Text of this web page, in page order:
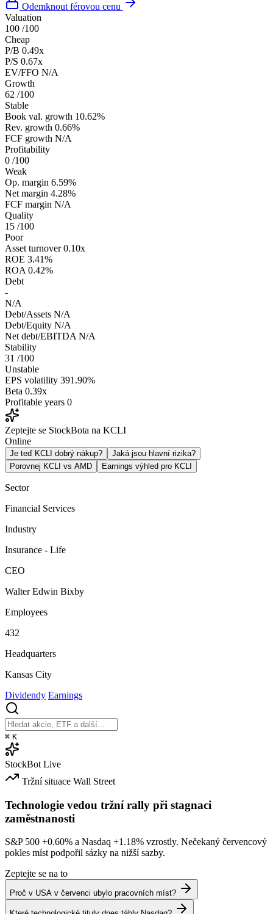
Odemknout férovou cenu
Valuation
100 /100
Cheap
P/B 0.49x
P/S 0.67x
EV/FFO N/A
Growth
62 /100
Stable
Book val. growth 10.62%
Rev. growth 0.66%
FCF growth N/A
Profitability
0 /100
Weak
Op. margin 6.59%
Net margin 4.28%
FCF margin N/A
Quality
15 /100
Poor
Asset turnover 0.10x
ROE 3.41%
ROA 0.42%
Debt
-
N/A
Debt/Assets N/A
Debt/Equity N/A
Net debt/EBITDA N/A
Stability
31 /100
Unstable
EPS volatility 391.90%
Beta 0.39x
Profitable years 0
Zeptejte se StockBota na KCLI
Online
Je teď KCLI dobrý nákup?
Jaká jsou hlavní rizika?
Porovnej KCLI vs AMD
Earnings výhled pro KCLI
Sector
Financial Services
Industry
Insurance - Life
CEO
Walter Edwin Bixby
Employees
432
Headquarters
Kansas City
Dividendy Earnings
⌘ K
StockBot Live
Tržní situace Wall Street
Technologie vedou tržní rally při stagnaci
zaměstnanosti
S&P 500 +0.60% a Nasdaq +1.18% vzrostly. Nečekaný červencový
pokles míst podpořil sázky na nižší sazby.
Zeptejte se na to
Proč v USA v červenci ubylo pracovních míst?